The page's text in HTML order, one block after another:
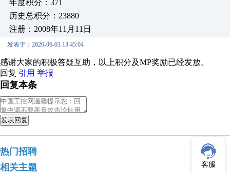
年度积分：371
历史总积分：23880
注册：2008年11月11日
发表于：2026-06-03 13:45:04
感谢大家的积极答疑互助，以上积分及MP奖励已经发放。
回复 引用 举报
回复本条
发表回复
热门招聘
相关主题
客服